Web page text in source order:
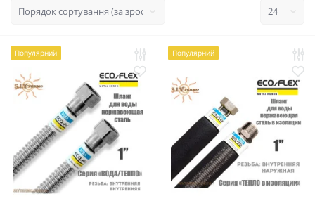
Популярний Популярний